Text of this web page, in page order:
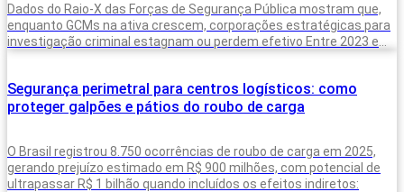
Dados do Raio-X das Forças de Segurança Pública mostram que,
enquanto GCMs na ativa crescem, corporações estratégicas para
investigação criminal estagnam ou perdem efetivo Entre 2023 e
Segurança perimetral para centros logísticos: como
proteger galpões e pátios do roubo de carga
O Brasil registrou 8.750 ocorrências de roubo de carga em 2025,
gerando prejuízo estimado em R$ 900 milhões, com potencial de
ultrapassar R$ 1 bilhão quando incluídos os efeitos indiretos: